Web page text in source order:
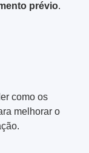
prévio.
como os
melhorar o